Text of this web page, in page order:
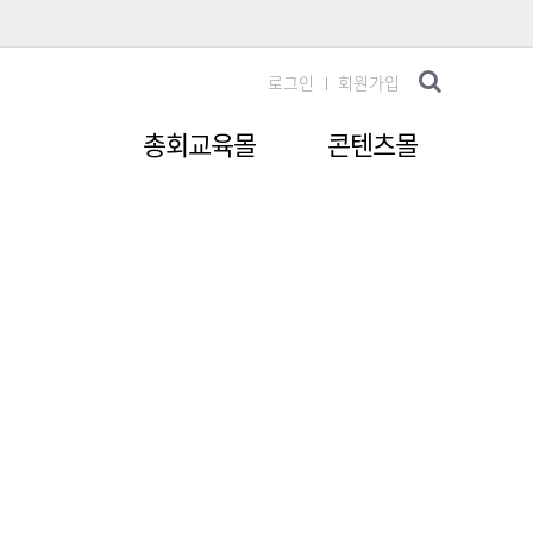
총회교육몰 콘텐츠몰
로그인 회원가입